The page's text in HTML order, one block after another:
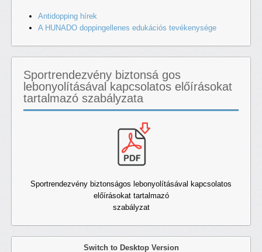
Antidopping hírek
A HUNADO doppingellenes edukációs tevékenysége
Sportrendezvény biztonsá gos
lebonyolításával kapcsolatos előírásokat
tartalmazó szabályzata
Sportrendezvény biztonságos lebonyolításával kapcsolatos
előírásokat tartalmazó
szabályzat
Switch to Desktop Version